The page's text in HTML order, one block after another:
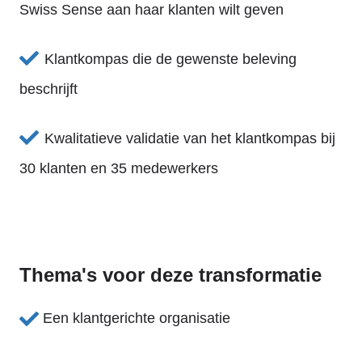
Swiss Sense aan haar klanten wilt geven
Klantkompas die de gewenste beleving
beschrijft
Kwalitatieve validatie van het klantkompas bij
30 klanten en 35 medewerkers
Thema's voor deze transformatie
Een klantgerichte organisatie